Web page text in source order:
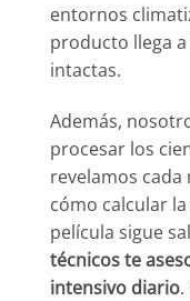
entornos
producto llega
intactas.
Además,
procesar los
revelamos cada
cómo calcular
película sigue
técnicos te
intensivo diario